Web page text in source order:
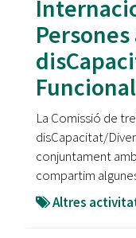
Funcional
La Comissió de
disCapacitat/
conjuntament
compartim
Altres